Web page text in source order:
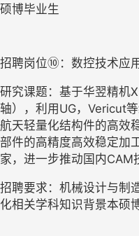
硕博毕业生
招聘岗位⑩ ：数控技术应
研究课题：基于华翌精机
轴），利用UG，Vericut
航天轻量化结构件的高效
部件的高精度高效稳定加
家，进一步推动国内CAM
招聘要求：机械设计与制
化相关学科知识背景本硕